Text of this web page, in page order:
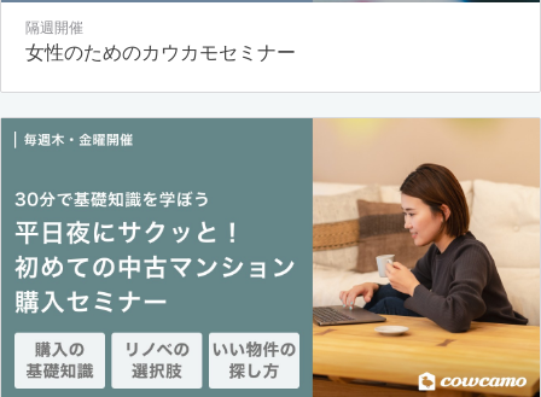
隔週開催
女性のためのカウカモセミナー